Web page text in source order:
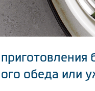
обеда или